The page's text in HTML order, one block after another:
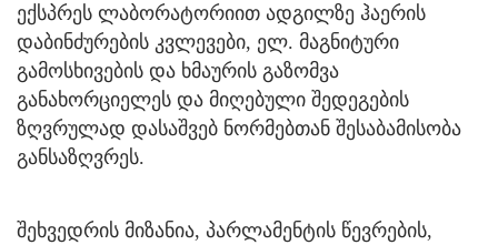
ექსპრეს ლაბორატორიით ადგილზე ჰაერის
დაბინძურების კვლევები, ელ. მაგნიტური
გამოსხივების და ხმაურის გაზომვა
განახორციელეს და მიღებული შედეგების
ზღვრულად დასაშვებ ნორმებთან შესაბამისობა
განსაზღვრეს.
შეხვედრის მიზანია, პარლამენტის წევრების,